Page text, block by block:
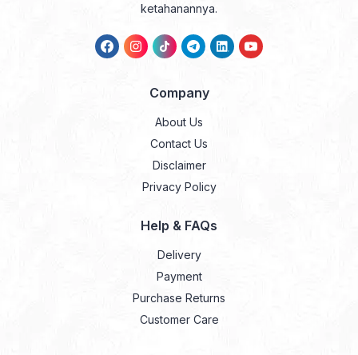
ketahanannya.
Company
About Us
Contact Us
Disclaimer
Privacy Policy
Help & FAQs
Delivery
Payment
Purchase Returns
Customer Care